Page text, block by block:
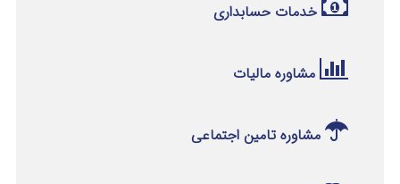
خدمات حسابداری
مشاوره مالیات
مشاوره تامین اجتماعی